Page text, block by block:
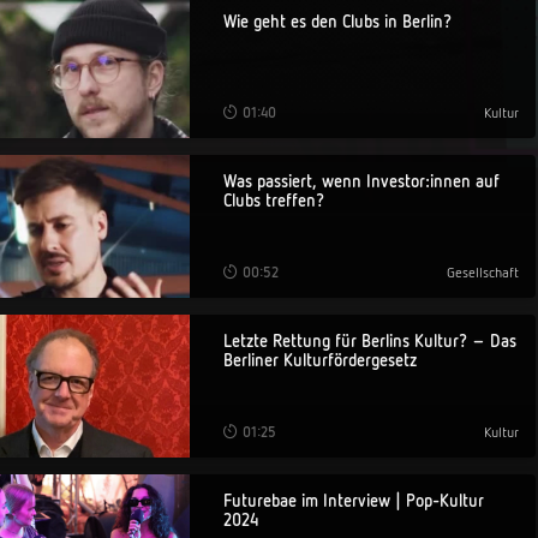
Wie geht es den Clubs in Berlin?
01:40 Kultur
Was passiert, wenn Investor:innen auf
Clubs treffen?
00:52 Gesellschaft
Letzte Rettung für Berlins Kultur? – Das
Berliner Kulturfördergesetz
01:25 Kultur
Futurebae im Interview | Pop-Kultur
2024